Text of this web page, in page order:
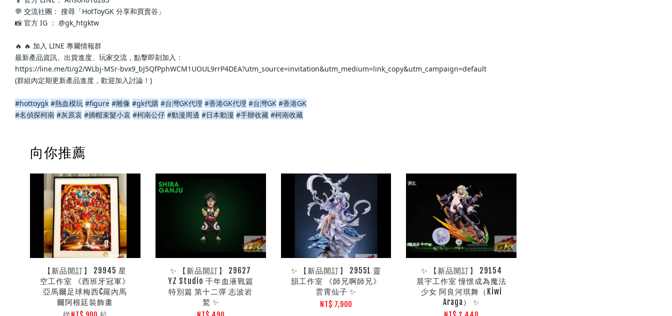
💬 交流社團： 搜尋「HotToyGK 分享和買賣谷」
📸 官方 IG ： @gk_htgktw
🔥 🔥 加入 LINE 專屬情報群
最新產品資訊、出貨進度、玩家交流，點擊即刻加入：
https://line.me/ti/g2/WLbj-MSr-bvx9_bJ5QfPphWCM1UOUL9rrP4DEA?utm_source=invitation&utm_medium=link_copy&utm_campaign=default
(群組內定期更新產品進度，歡迎加入討論！)
#hottoygk #熱血模玩 #figure #雕像 #gk代購 #台灣GK代理 #香港GK代理 #台灣GK #香港GK
#名偵探柯南 #灰原哀 #摘帽束髮小哀 #柯南公仔 #動漫周邊 #日本動漫 #手辦收藏 #柯南收藏
向你推薦
【新品開訂】 29945 星
空工作室 《西班牙冠軍》
亞馬爾足球梅西C羅內馬
爾阿根廷裝飾畫
✨ 【新品開訂】 29627
YZ Studio 千年血液戰篇
特別篇 第十二彈 志波岩
鷲 ✨
✨ 【新品開訂】 29551 靈
韻工作室 《師兄啊師兄》
雲霄仙子 ✨
NT$ 7,900
✨ 【新品開訂】 29154
晨宇工作室 憧憬成為魔法
少女 阿良河琪舞（Kiwi
Araga） ✨